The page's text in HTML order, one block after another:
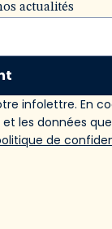
actualités
infolettre. En
les données
de